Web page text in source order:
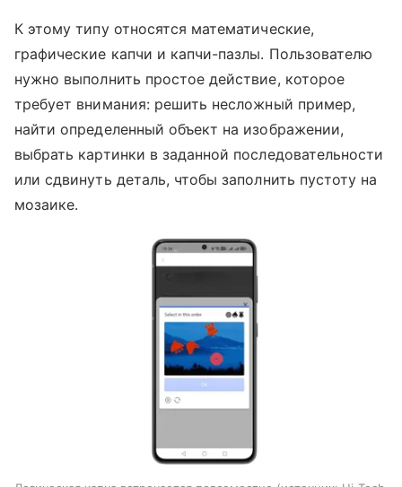
К этому типу относятся математические,
графические капчи и капчи-пазлы. Пользователю
нужно выполнить простое действие, которое
требует внимания: решить несложный пример,
найти определенный объект на изображении,
выбрать картинки в заданной последовательности
или сдвинуть деталь, чтобы заполнить пустоту на
мозаике.